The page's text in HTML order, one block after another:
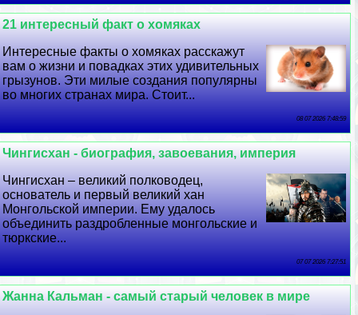
21 интересный факт о хомяках
Интересные факты о хомяках расскажут
вам о жизни и повадках этих удивительных
грызунов. Эти милые создания популярны
во многих странах мира. Стоит...
08 07 2026 7:48:59
Чингисхан - биография, завоевания, империя
Чингисхан – великий полководец,
основатель и первый великий хан
Монгольской империи. Ему удалось
объединить раздробленные монгольские и
тюркские...
07 07 2026 7:27:51
Жанна Кальман - самый старый человек в мире